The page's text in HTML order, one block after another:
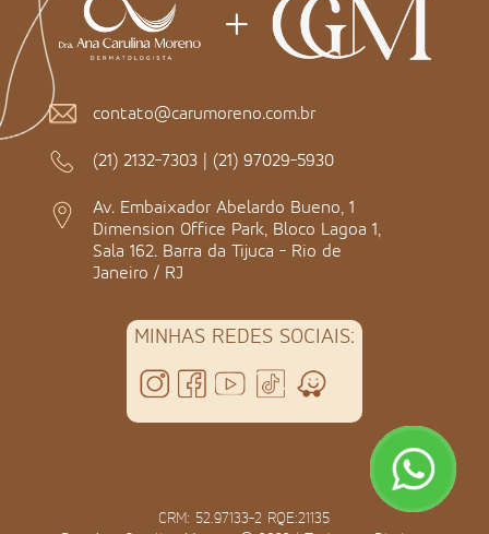
contato@carumoreno.com.br
(21) 2132-7303 | (21) 97029-5930
Av. Embaixador Abelardo Bueno, 1
Dimension Office Park, Bloco Lagoa 1,
Sala 162. Barra da Tijuca - Rio de
Janeiro / RJ
MINHAS REDES SOCIAIS:
CRM: 52.97133-2 RQE:21135